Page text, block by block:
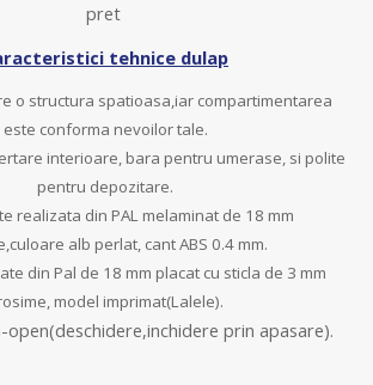
pret
tehnice dulap
o structura spatioasa,iar compartimentarea
este conforma nevoilor tale.
interioare, bara pentru umerase, si polite
pentru depozitare.
realizata din PAL melaminat de 18 mm
alb perlat, cant ABS 0.4 mm.
din Pal de 18 mm placat cu sticla de 3 mm
model imprimat(Lalele).
open(deschidere,inchidere prin apasare).